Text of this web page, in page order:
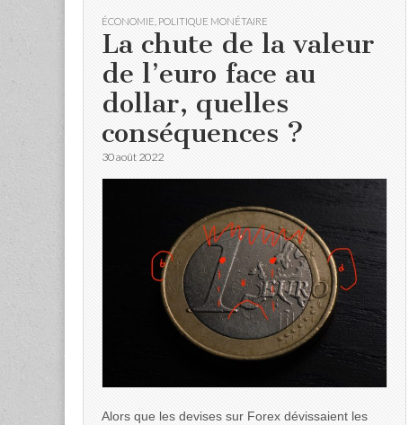
ÉCONOMIE POLITIQUE MONÉTAIRE
La chute de la valeur
de l’euro face au
dollar, quelles
conséquences ?
30 août 2022
Alors que les devises sur Forex dévissaient les